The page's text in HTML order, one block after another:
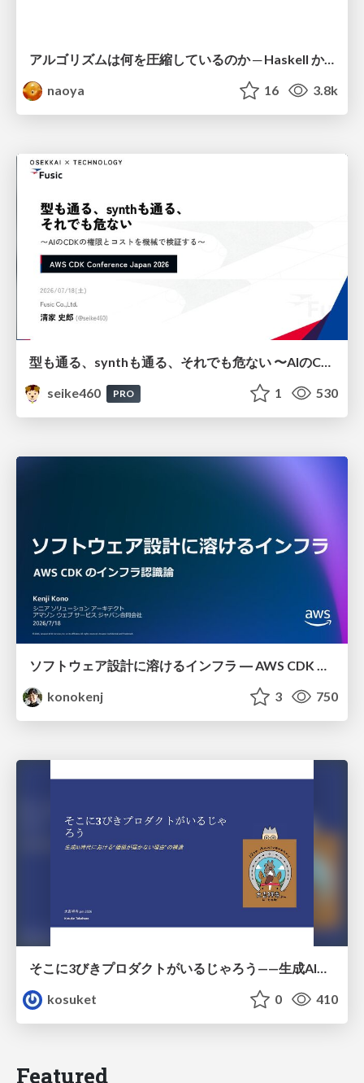
アルゴリズムは何を圧縮しているのか ─ Haskell から育った「圧縮代数」というメンタルモデル
naoya
16 3.8k
型も通る、synthも通る、それでも危ない 〜AIのCDKの権限とコストを機械で検証する〜 / It Passes Type Checks, It Passes Synth Checks, but It’s Still Risky — Automatically Verifying Permissions and Costs in AI’s CDK —
seike460
PRO 1 530
konokenj
3 750
そこに3びきプロダクトがいるじゃろう——生成AI時代における“価値が届かない理由”の構造
kosuket
0 410
Featured